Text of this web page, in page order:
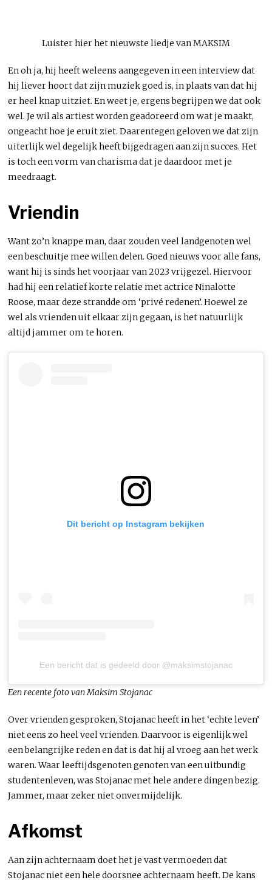
Luister hier het nieuwste liedje van MAKSIM
En oh ja, hij heeft weleens aangegeven in een interview dat
hij liever hoort dat zijn muziek goed is, in plaats van dat hij
er heel knap uitziet. En weet je, ergens begrijpen we dat ook
wel. Je wil als artiest worden geadoreerd om wat je maakt,
ongeacht hoe je eruit ziet. Daarentegen geloven we dat zijn
uiterlijk wel degelijk heeft bijgedragen aan zijn succes. Het
is toch een vorm van charisma dat je daardoor met je
meedraagt.
Vriendin
Want zo’n knappe man, daar zouden veel landgenoten wel
een beschuitje mee willen delen. Goed nieuws voor alle fans,
want hij is sinds het voorjaar van 2023 vrijgezel. Hiervoor
had hij een relatief korte relatie met actrice Ninalotte
Roose, maar deze strandde om ‘privé redenen’. Hoewel ze
wel als vrienden uit elkaar zijn gegaan, is het natuurlijk
altijd jammer om te horen.
Dit bericht op Instagram bekijken
Een bericht dat is gedeeld door @maksimstojanac
Een recente foto van Maksim Stojanac
Over vrienden gesproken, Stojanac heeft in het ‘echte leven’
niet eens zo heel veel vrienden. Daarvoor is eigenlijk wel
een belangrijke reden en dat is dat hij al vroeg aan het werk
waren. Waar leeftijdsgenoten genoten van een uitbundig
studentenleven, was Stojanac met hele andere dingen bezig.
Jammer, maar zeker niet onvermijdelijk.
Afkomst
Aan zijn achternaam doet het je vast vermoeden dat
Stojanac niet een hele doorsnee achternaam heeft. De kans